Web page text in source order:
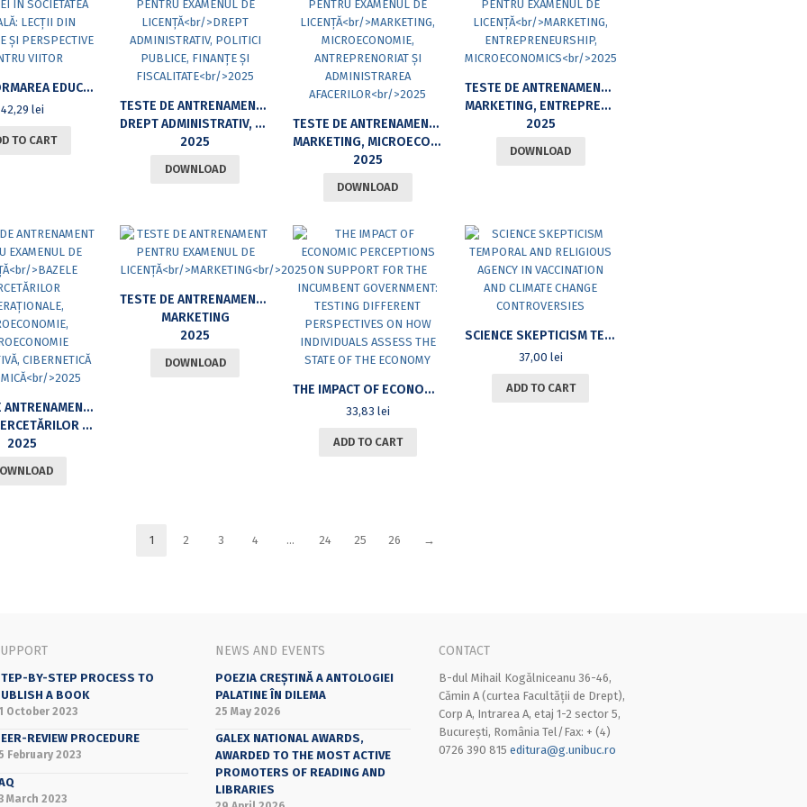
TRANSFORMAREA EDUCAȚIEI ÎN SOCIETATEA DIGITALĂ: LECȚII DIN PANDEMIE ȘI PERSPECTIVE PENTRU VIITOR
42,29 lei
TO CART
TESTE DE ANTRENAMENT PENTRU EXAMENUL DE LICENȚĂ
DREPT ADMINISTRATIV, POLITICI PUBLICE, FINANȚE ȘI FISCALITATE
2025
DOWNLOAD
TESTE DE ANTRENAMENT PENTRU EXAMENUL DE LICENȚĂ
MARKETING, MICROECONOMIE, ANTREPRENORIAT ȘI ADMINISTRAREA AFACERILOR
2025
DOWNLOAD
TESTE DE ANTRENAMENT PENTRU EXAMENUL DE LICENȚĂ
MARKETING, ENTREPRENEURSHIP, MICROECONOMICS
2025
DOWNLOAD
TESTE DE ANTRENAMENT PENTRU EXAMENUL DE LICENȚĂ
MACROECONOMIE CANTITATIVĂ, CIBERNETICĂ ECONOMICĂ
2025
TESTE DE ANTRENAMENT PENTRU EXAMENUL DE LICENȚĂ
MARKETING
2025
DOWNLOAD
THE IMPACT OF ECONOMIC PERCEPTIONS ON SUPPORT FOR THE INCUMBENT GOVERNMENT: TESTING DIFFERENT PERSPECTIVES ON HOW INDIVIDUALS ASSESS THE STATE OF THE ECONOMY
33,83 lei
ADD TO CART
SCIENCE SKEPTICISM TEMPORAL AND RELIGIOUS AGENCY IN VACCINATION AND CLIMATE CHANGE CONTROVERSIES
37,00 lei
ADD TO CART
1 2 3 4 … 24 25 26 →
BY-STEP PROCESS TO
A BOOK
October 2023
REVIEW PROCEDURE
February 2023
March 2023
NEWS AND EVENTS
POEZIA CREȘTINĂ A ANTOLOGIEI
PALATINE ÎN DILEMA
25 May 2026
GALEX NATIONAL AWARDS,
AWARDED TO THE MOST ACTIVE
PROMOTERS OF READING AND
LIBRARIES
CONTACT
B-dul Mihail Kogălniceanu 36-46,
Cămin A (curtea Facultății de Drept),
Corp A, Intrarea A, etaj 1-2 sector 5,
București, România Tel/Fax: + (4)
0726 390 815 editura@g.unibuc.ro